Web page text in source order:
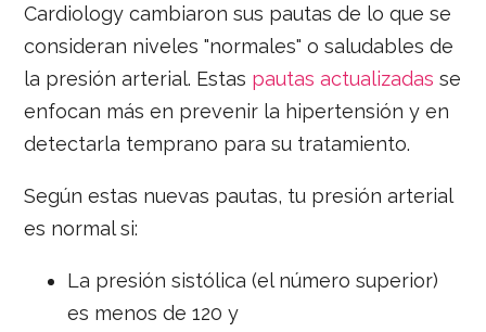
Cardiology cambiaron sus pautas de lo que se
consideran niveles "normales" o saludables de
la presión arterial. Estas pautas actualizadas se
enfocan más en prevenir la hipertensión y en
detectarla temprano para su tratamiento.
Según estas nuevas pautas, tu presión arterial
es normal si:
La presión sistólica (el número superior)
es menos de 120 y